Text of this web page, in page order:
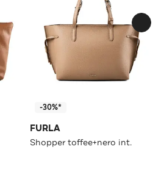
-30%*
FURLA
Shopper toffee+nero int.